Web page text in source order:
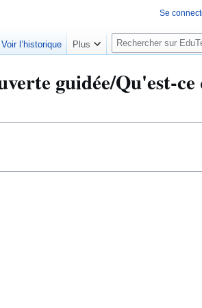
guidée/Qu'est-ce
Se
Voir l’historique Plus
R
e
h